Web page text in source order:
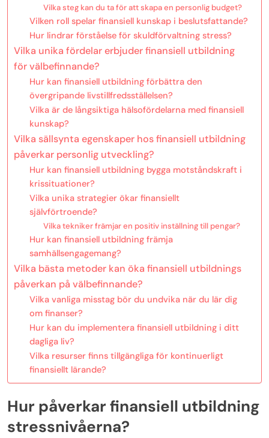
Vilka steg kan du ta för att skapa en personlig budget?
Vilken roll spelar finansiell kunskap i beslutsfattande?
Hur lindrar förståelse för skuldförvaltning stress?
Vilka unika fördelar erbjuder finansiell utbildning
för välbefinnande?
Hur kan finansiell utbildning förbättra den
övergripande livstillfredsställelsen?
Vilka är de långsiktiga hälsofördelarna med finansiell
kunskap?
Vilka sällsynta egenskaper hos finansiell utbildning
påverkar personlig utveckling?
Hur kan finansiell utbildning bygga motståndskraft i
krissituationer?
Vilka unika strategier ökar finansiellt
självförtroende?
Vilka tekniker främjar en positiv inställning till pengar?
Hur kan finansiell utbildning främja
samhällsengagemang?
Vilka bästa metoder kan öka finansiell utbildnings
påverkan på välbefinnande?
Vilka vanliga misstag bör du undvika när du lär dig
om finanser?
Hur kan du implementera finansiell utbildning i ditt
dagliga liv?
Vilka resurser finns tillgängliga för kontinuerligt
finansiellt lärande?
Hur påverkar finansiell utbildning
stressnivåerna?